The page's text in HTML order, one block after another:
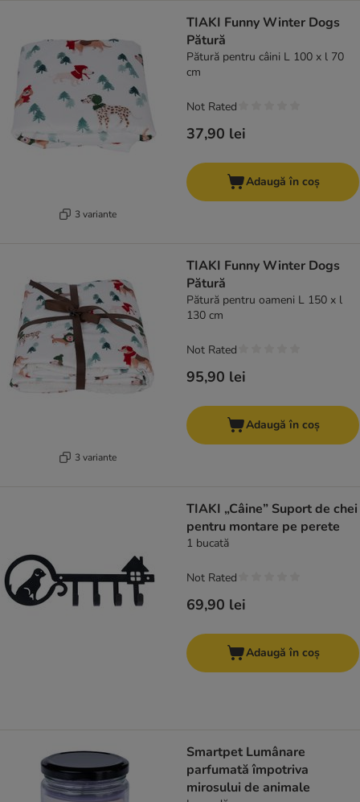
3 variante
TIAKI Funny Winter Dogs
Pătură
Pătură pentru câini L 100 x l 70
cm
37,90 lei
Not Rated
Adaugă în coș
3 variante
TIAKI Funny Winter Dogs
Pătură
Pătură pentru oameni L 150 x l
130 cm
95,90 lei
Not Rated
Adaugă în coș
TIAKI „Câine” Suport de chei
pentru montare pe perete
1 bucată
69,90 lei
Not Rated
Adaugă în coș
Smartpet Lumânare
parfumată împotriva
mirosului de animale